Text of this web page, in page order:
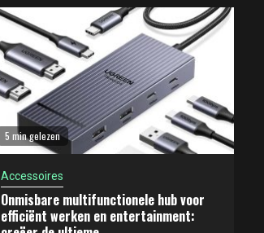
5 min gelezen
Accessoires
Onmisbare multifunctionele hub voor
efficiënt werken en entertainment: